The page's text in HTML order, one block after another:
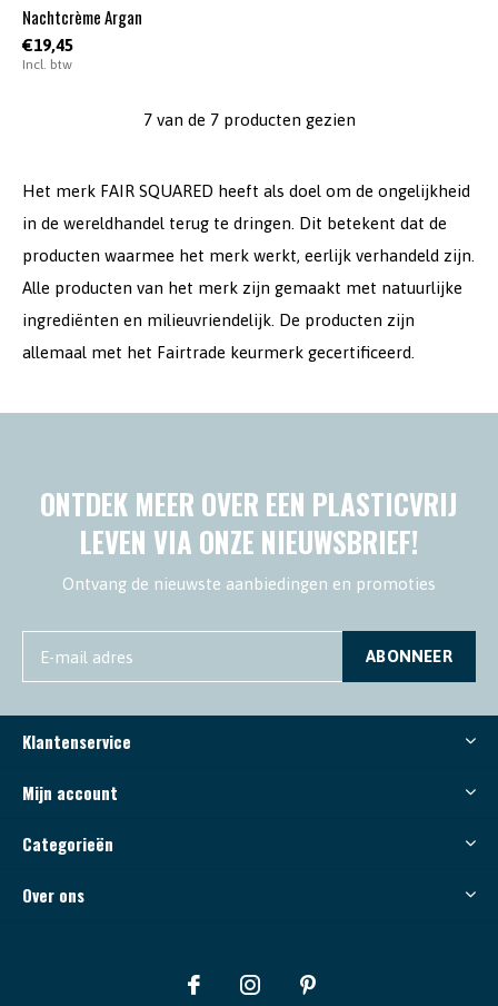
Nachtcrème Argan
€19,45
Incl. btw
7 van de 7 producten gezien
Het merk FAIR SQUARED heeft als doel om de ongelijkheid
in de wereldhandel terug te dringen. Dit betekent dat de
producten waarmee het merk werkt, eerlijk verhandeld zijn.
Alle producten van het merk zijn gemaakt met natuurlijke
ingrediënten en milieuvriendelijk. De producten zijn
allemaal met het Fairtrade keurmerk gecertificeerd.
ONTDEK MEER OVER EEN PLASTICVRIJ
LEVEN VIA ONZE NIEUWSBRIEF!
Ontvang de nieuwste aanbiedingen en promoties
ABONNEER
Klantenservice
Mijn account
Categorieën
Over ons